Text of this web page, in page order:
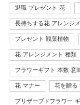
退職 プレゼント 花
長持ちする花 アレンジ
プレゼント 観葉植物
花 アレンジメント 種類
フラワーギフト 本数 意
花 マナー 花を贈る
プリザーブドフラワー